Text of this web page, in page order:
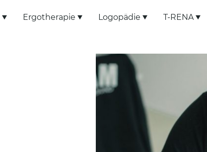
Ergotherapie Logopädie T-RENA